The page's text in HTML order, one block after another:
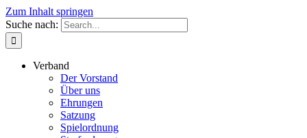
Zum Inhalt springen
Suche nach:
Verband
Der Vorstand
Über uns
Ehrungen
Satzung
Spielordnung